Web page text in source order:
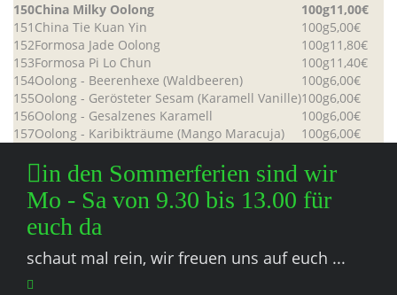
150China Milky Oolong 100g11,00€
151 China Tie Kuan Yin 100g5,00€
152Formosa Jade Oolong 100g11,80€
153Formosa Pi Lo Chun 100g11,40€
154Oolong - Beerenhexe (Waldbeeren) 100g6,00€
155Oolong - Gerösteter Sesam (Karamell Vanille)100g6,00€
156Oolong - Gesalzenes Karamell 100g6,00€
157Oolong - Karibikträume (Mango Maracuja) 100g6,00€
in den Sommerferien sind wir
Mo - Sa von 9.30 bis 13.00 für
euch da
schaut mal rein, wir freuen uns auf euch ...